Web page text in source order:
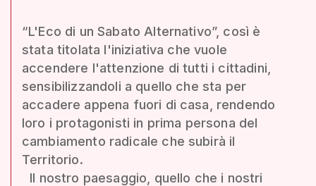
“L'Eco di un Sabato Alternativo”, così è
stata titolata l'iniziativa che vuole
accendere l'attenzione di tutti i cittadini,
sensibilizzandoli a quello che sta per
accadere appena fuori di casa, rendendo
loro i protagonisti in prima persona del
cambiamento radicale che subirà il
Territorio.
Il nostro paesaggio, quello che i nostri